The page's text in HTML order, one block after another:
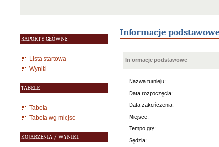
RAPORTY GŁÓWNE
Lista startowa
Wyniki
TABELE
Tabela
Tabela wg miejsc
KOJARZENIA / WYNIKI
Informacje
Informacje podstawowe
Nazwa turnieju:
Data rozpoczęcia:
Data zakończenia:
Miejsce:
Tempo gry:
Sędzia: